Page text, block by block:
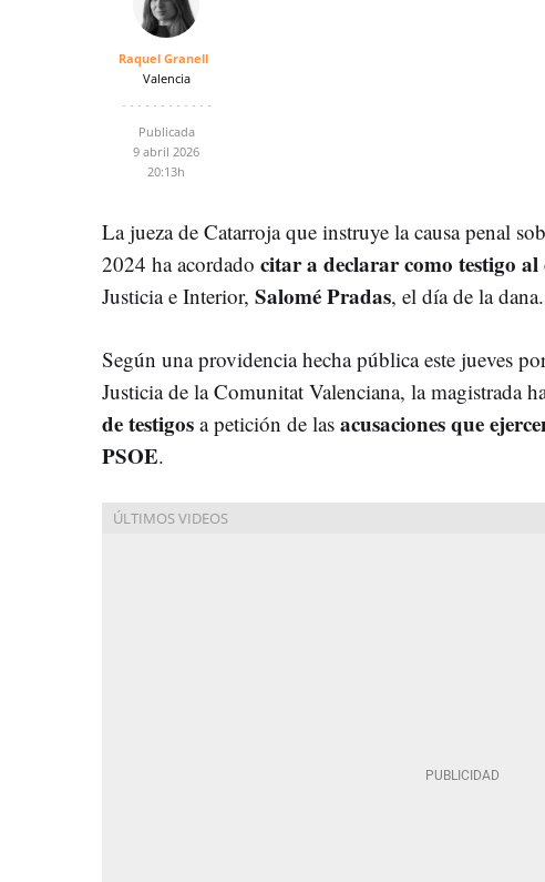
Raquel Granell
Valencia
Publicada
9 abril 2026
20:13h
La jueza de Catarroja que instruye la causa penal
2024 ha acordado citar a declarar como testigo al
Justicia e Interior, Salomé Pradas, el día de la dana.
Según una providencia hecha pública este jueves
Justicia de la Comunitat Valenciana, la magistrada
de testigos a petición de las acusaciones que
PSOE.